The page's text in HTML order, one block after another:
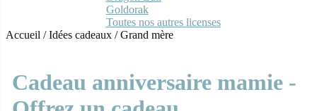
Goldorak
Toutes nos autres licenses
Accueil /Idées cadeaux /Grand mère
Cadeau anniversaire mamie -